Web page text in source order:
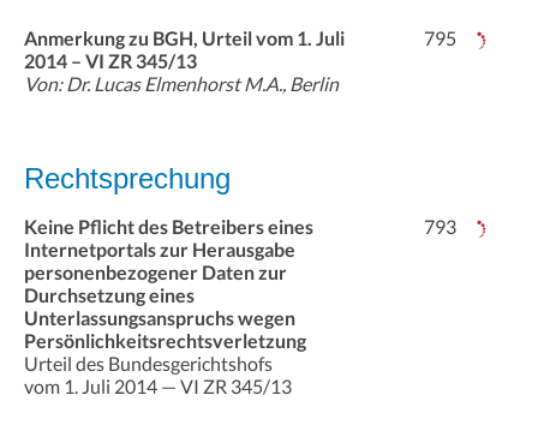
Anmerkung zu BGH, Urteil vom 1. Juli
2014 – VI ZR 345/13
Von: Dr. Lucas Elmenhorst M.A., Berlin
795
Rechtsprechung
Keine Pflicht des Betreibers eines
Internetportals zur Herausgabe
personenbezogener Daten zur
Durchsetzung eines
Unterlassungsanspruchs wegen
Persönlichkeitsrechtsverletzung
Urteil des Bundesgerichtshofs
vom 1. Juli 2014 — VI ZR 345/13
793